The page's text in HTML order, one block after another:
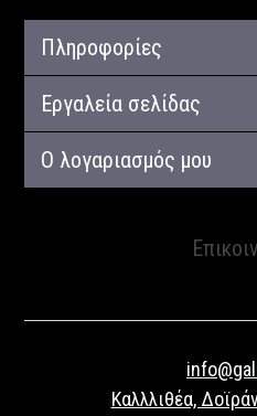
Πληροφορίες
Εργαλεία σελίδας
Ο λογαριασμός μου
Καλλλιθέα,